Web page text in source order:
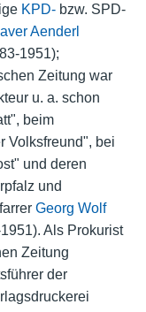
KPD-bzw. SPD-
Aenderl
1951);
Zeitung war
u. a. schon
beim
Volksfreund", bei
und deren
und
Georg Wolf
Als Prokurist
Zeitung
der